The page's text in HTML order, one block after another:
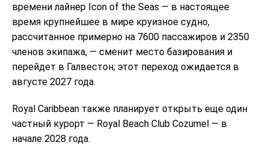
времени лайнер Icon of the Seas — в настоящее
время крупнейшее в мире круизное судно,
рассчитанное примерно на 7600 пассажиров и 2350
членов экипажа, — сменит место базирования и
перейдет в Галвестон; этот переход ожидается в
августе 2027 года.
Royal Caribbean также планирует открыть еще один
частный курорт — Royal Beach Club Cozumel — в
начале 2028 года.